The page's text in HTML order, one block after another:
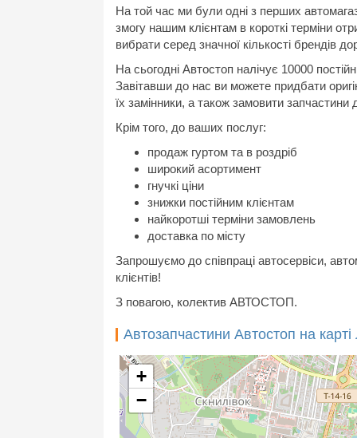
На той час ми були одні з перших
змогу нашим клієнтам в короткі терміни
вибрати серед значної кількості брендів
На сьогодні Автостоп налічує 10000
Завітавши до нас ви можете придбати
їх замінники, а також замовити запчастини
Крім того, до ваших послуг:
продаж гуртом та в роздріб
широкий асортимент
гнучкі ціни
знижки постійним клієнтам
найкоротші терміни замовлень
доставка по місту
Запрошуємо до співпраці автосервіси,
клієнтів!
З повагою, колектив АВТОСТОП.
Автозапчастини Автостоп на
+
−